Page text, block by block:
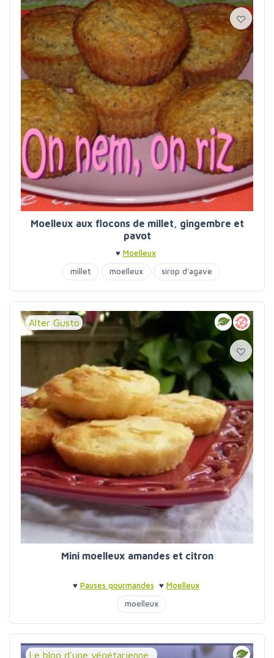
Moelleux aux flocons de millet, gingembre et
pavot
♥ Moelleux
millet
moelleux sirop d'agave
Alter Gusto
Mini moelleux amandes et citron
♥ Pauses gourmandes ♥ Moelleux
moelleux
Le blog d'une végétarienne...